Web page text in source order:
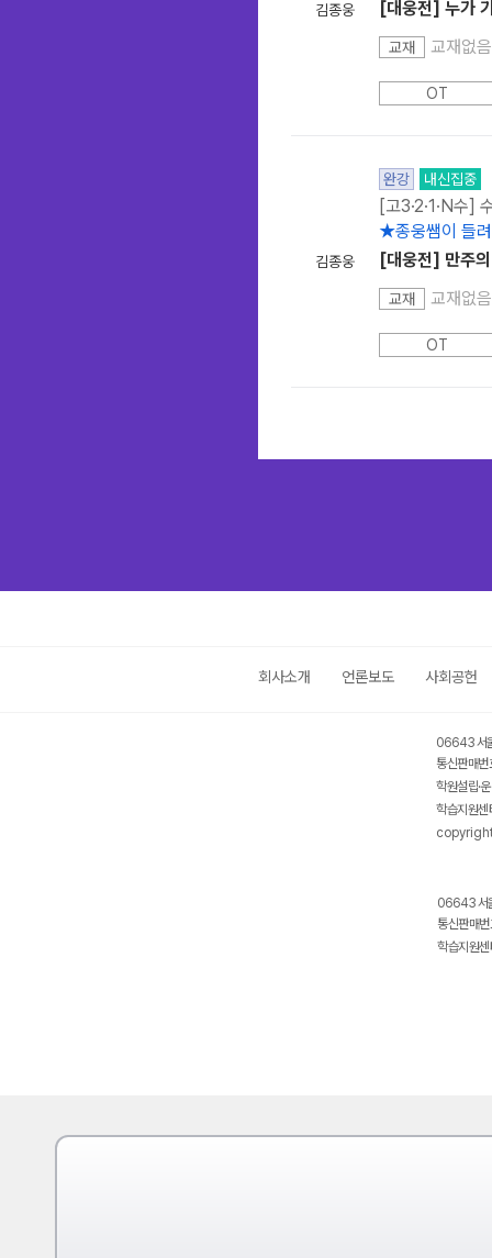
김종웅 [대웅전] 누가
교재 교재없음
OT
김종웅
완강 내신집중
[고3·2·1·N수]
★종웅쌤이 들
[대웅전] 만주
교재 교재없음
OT
회사소개 언론보도 사회공헌
06643 서
통신판매
학원설립·
학습지원
06643 서
통신판매
학습지원